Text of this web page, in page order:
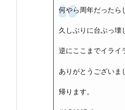
何やら周年だったら
久しぶりに台ぶっ壊
逆にここまでイライ
ありがとうございま
帰ります。